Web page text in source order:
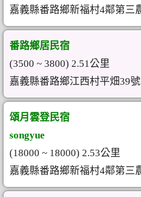
嘉義縣番路鄉新福村4鄰第三
番路鄉居民宿
(3500 ~ 3800) 2.51公里
嘉義縣番路鄉江西村平畑39號
頌月雲登民宿
songyue
(18000 ~ 18000) 2.53公里
嘉義縣番路鄉新福村4鄰第三